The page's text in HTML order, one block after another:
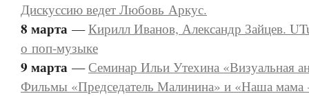
Дискуссию ведет Любовь Аркус.
8 марта —Кирилл Иванов, Александр Зайцев.
о поп-музыке
9 марта —Семинар Ильи Утехина «Визуальная
Фильмы «Председатель Малинина» и «Наша